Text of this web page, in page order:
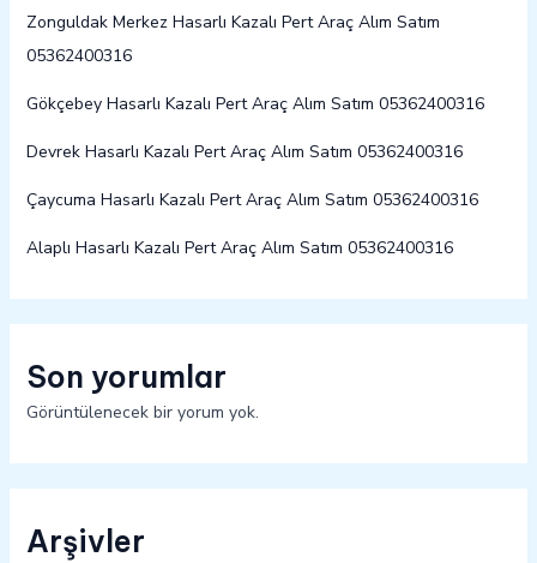
Zonguldak Merkez Hasarlı Kazalı Pert Araç Alım Satım
05362400316
Gökçebey Hasarlı Kazalı Pert Araç Alım Satım 05362400316
Devrek Hasarlı Kazalı Pert Araç Alım Satım 05362400316
Çaycuma Hasarlı Kazalı Pert Araç Alım Satım 05362400316
Alaplı Hasarlı Kazalı Pert Araç Alım Satım 05362400316
Son yorumlar
Görüntülenecek bir yorum yok.
Arşivler